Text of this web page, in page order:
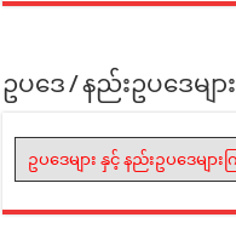
ဥပဒေ / နည်းဥပဒေများ
ဥပဒေများ နှင့် နည်းဥပဒေမျာ